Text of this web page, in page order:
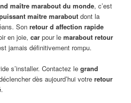
maître marabout du monde, c’est
maitre marabout dont la
Sonretour d affection rapide
en joie,car pour lemarabout retour
jamais définitivement rompu.
s’installer. Contactez legrand
dès aujourd’hui votreretour
.